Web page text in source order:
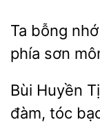
Ta bỗng
sơn
Bùi Huyền